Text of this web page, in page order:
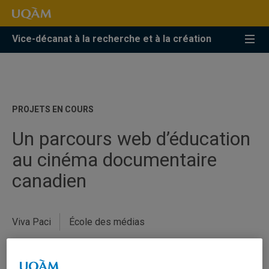
Accéder
recherche
Accéder
menu
pricipal
Accéder
zone
Vice-décanat à la recherche et à la création
PROJETS EN COURS
Un parcours web d’éducation
au cinéma documentaire
canadien
Viva Paci École des médias
Cinéma documentaire